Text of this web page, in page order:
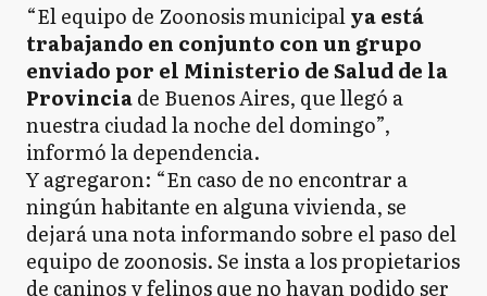
“El equipo de Zoonosis municipalya está
trabajando en conjunto con un grupo
enviado por el Ministerio de Salud de la
Provinciade Buenos Aires, que llegó a
nuestra ciudad la noche del domingo”,
informó la dependencia.
Y agregaron: “En caso de no encontrar a
ningún habitante en alguna vivienda, se
dejará una nota informando sobre el paso del
equipo de zoonosis. Se insta a los propietarios
de caninos y felinos que no hayan podido ser